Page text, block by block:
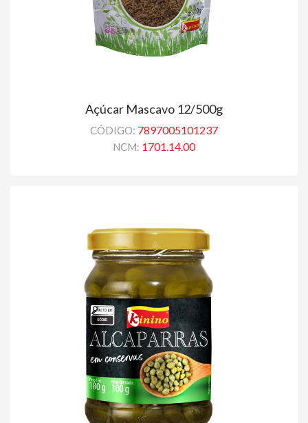
Açúcar Mascavo 12/500g
CÓDIGO: 7897005101237
NCM: 1701.14.00